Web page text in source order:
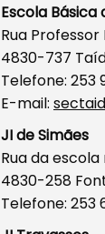
Escola Básica
Rua Professor
4830-737
Telefone: 253
E-mail:
JI de Simães
Rua da escola
4830-258
Telefone: 253